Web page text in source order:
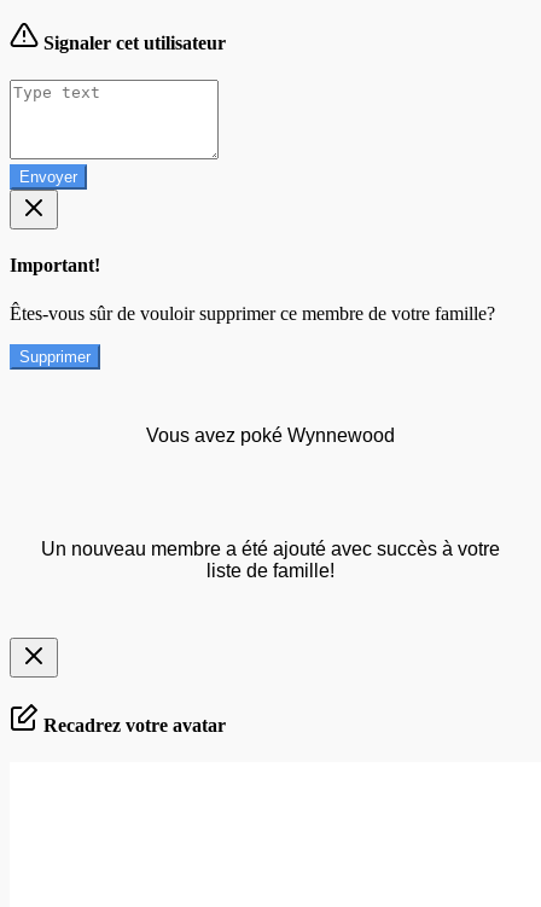
Signaler cet utilisateur
Envoyer
Important!
Êtes-vous sûr de vouloir supprimer ce membre de votre famille?
Supprimer
Vous avez poké Wynnewood
Un nouveau membre a été ajouté avec succès à votre
liste de famille!
Recadrez votre avatar